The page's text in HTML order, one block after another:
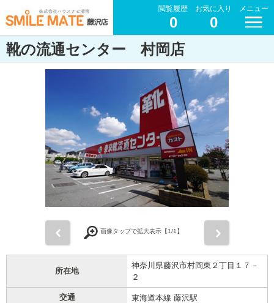
閲覧履歴
0
お気に入り
0
メニュー
靴の流通センター 村岡店
画像タップで拡大表示【1/1】
所在地
神奈川県藤沢市村岡東２丁目１７－
２
交通 東海道本線 藤沢駅